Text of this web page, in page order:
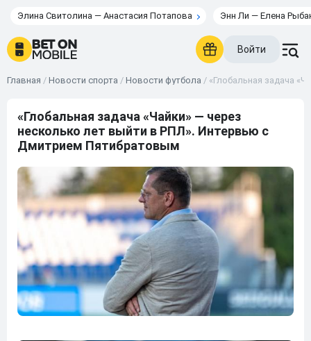
Элина Свитолина — Анастасия Потапова Энн Ли — Елена
Войти
Главная / Новости спорта / Новости футбола / «Глобальная задача
«Глобальная задача «Чайки» — через
несколько лет выйти в РПЛ». Интервью с
Дмитрием Пятибратовым